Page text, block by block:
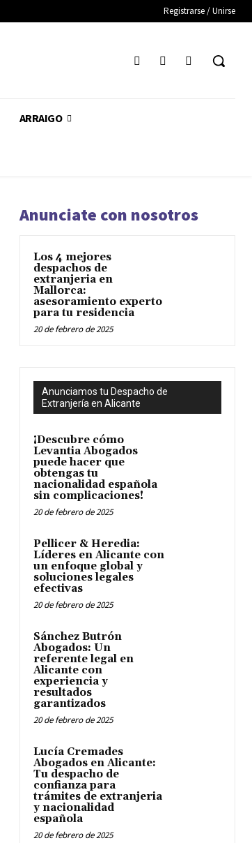
Registrarse / Unirse
ARRAIGO
Anunciate con nosotros
Los 4 mejores
despachos de
extranjeria en
Mallorca:
asesoramiento experto
para tu residencia
20 de febrero de 2025
Anunciamos tu Despacho de
Extranjería en Alicante
¡Descubre cómo
Levantia Abogados
puede hacer que
obtengas tu
nacionalidad española
sin complicaciones!
20 de febrero de 2025
Pellicer & Heredia:
Líderes en Alicante con
un enfoque global y
soluciones legales
efectivas
20 de febrero de 2025
Sánchez Butrón
Abogados: Un
referente legal en
Alicante con
experiencia y
resultados
garantizados
20 de febrero de 2025
Lucía Cremades
Abogados en Alicante:
Tu despacho de
confianza para
trámites de extranjeria
y nacionalidad
española
20 de febrero de 2025